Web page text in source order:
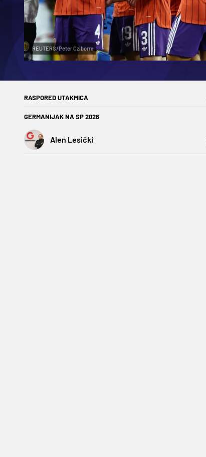
REUTERS/Peter Cziborra
RASPORED UTAKMICA
GERMANIJAK NA SP 2026
Alen Lesički